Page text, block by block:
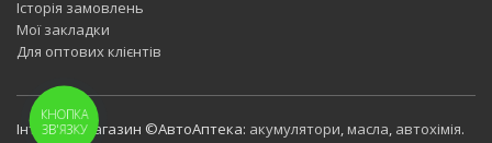
Історія замовлень
Мої закладки
Для оптових клієнтів
Інтернет-магазин ©АвтоАптека: акумулятори масла автохімія.
КНОПКА
ЗВ'ЯЗКУ